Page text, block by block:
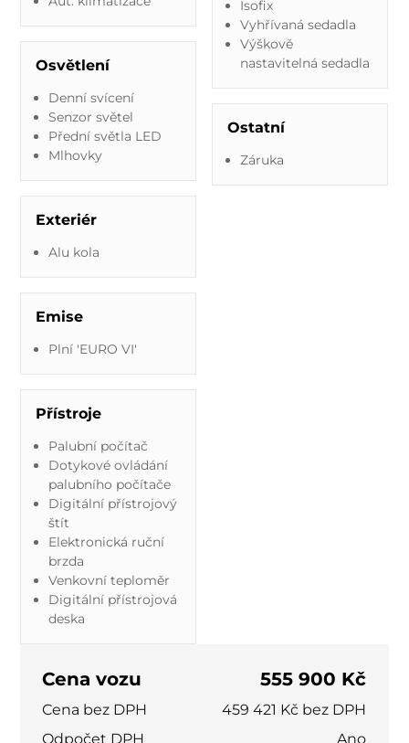
Osvětlení
Denní svícení
Senzor světel
Přední světla LED
Mlhovky
Exteriér
Alu kola
Emise
Plní 'EURO VI'
Přístroje
Palubní počítač
Dotykové ovládání
palubního počítače
Digitální přístrojový
štít
Elektronická ruční
brzda
Venkovní teploměr
Digitální přístrojová
deska
Isofix
Vyhřívaná sedadla
Výškově
nastavitelná sedadla
Ostatní
Záruka
Cena vozu 555 900 Kč
Cena bez DPH
459 421 Kč bez DPH
Odpočet DPH
Ano